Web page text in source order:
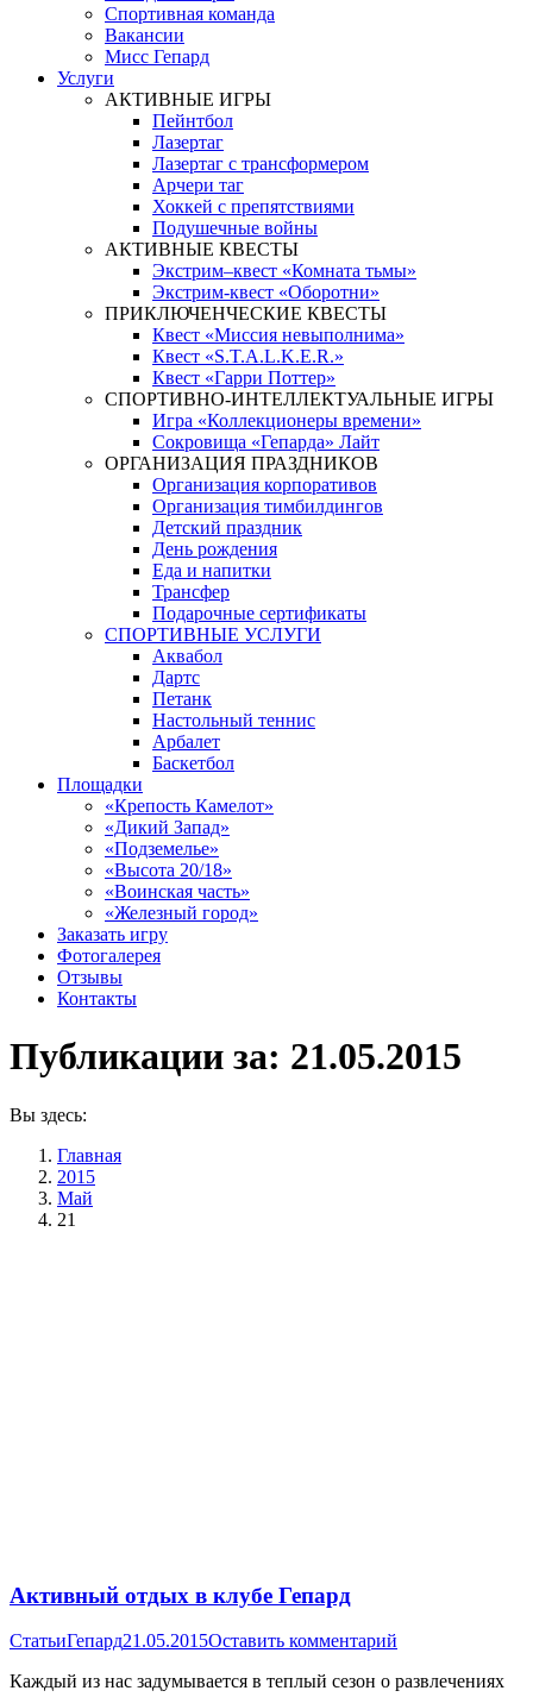
Спортивная команда
Вакансии
Мисс Гепард
Услуги
АКТИВНЫЕ ИГРЫ
Пейнтбол
Лазертаг
Лазертаг с трансформером
Арчери таг
Хоккей с препятствиями
Подушечные войны
АКТИВНЫЕ КВЕСТЫ
Экстрим–квест «Комната тьмы»
Экстрим-квест «Оборотни»
ПРИКЛЮЧЕНЧЕСКИЕ КВЕСТЫ
Квест «Миссия невыполнима»
Квест «S.T.A.L.K.E.R.»
Квест «Гарри Поттер»
СПОРТИВНО-ИНТЕЛЛЕКТУАЛЬНЫЕ ИГРЫ
Игра «Коллекционеры времени»
Сокровища «Гепарда» Лайт
ОРГАНИЗАЦИЯ ПРАЗДНИКОВ
Организация корпоративов
Организация тимбилдингов
Детский праздник
День рождения
Еда и напитки
Трансфер
Подарочные сертификаты
СПОРТИВНЫЕ УСЛУГИ
Аквабол
Дартс
Петанк
Настольный теннис
Арбалет
Баскетбол
Площадки
«Крепость Камелот»
«Дикий Запад»
«Подземелье»
«Высота 20/18»
«Воинская часть»
«Железный город»
Заказать игру
Фотогалерея
Отзывы
Контакты
Публикации за: 21.05.2015
Вы здесь:
Главная
2015
Май
21
Активный отдых в клубе Гепард
СтатьиГепард21.05.2015Оставить комментарий
Каждый из нас задумывается в теплый сезон о развлечениях